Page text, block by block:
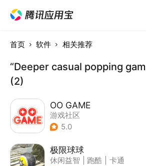
首页 软件 相关推荐
“Deeper casual popping
(2)
OO GAME
游戏社区
5.0
极限球球
休闲益智 跑酷
卡通